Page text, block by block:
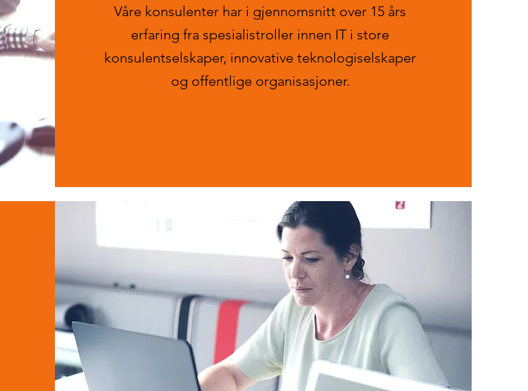
Våre konsulenter har i gjennomsnitt over 15 års
erfaring fra spesialistroller innen IT i store
konsulentselskaper, innovative teknologiselskaper
og offentlige organisasjoner.